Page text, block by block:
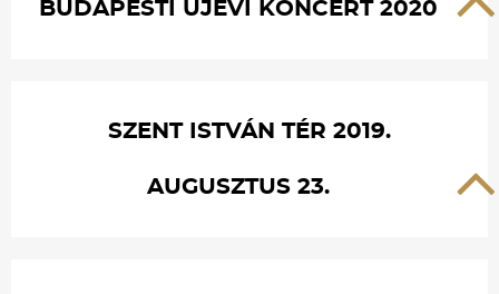
BUDAPESTI ÚJÉVI KONCERT 2020
SZENT ISTVÁN TÉR 2019.
AUGUSZTUS 23.